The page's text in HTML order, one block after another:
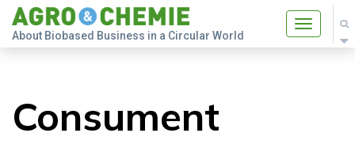
Toggle
About Biobased Business in a Circular World
Consument